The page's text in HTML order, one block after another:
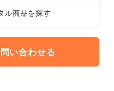
ル商品を探す
い合わせる